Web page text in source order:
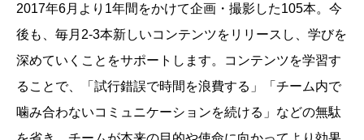
2017年6月より1年間をかけて企画・撮影した105本。今
後も、毎月2-3本新しいコンテンツをリリースし、学びを
深めていくことをサポートします。
コンテンツを学習す
ることで、「試行錯誤で時間を浪費する」「チーム内で
噛み合わないコミュニケーションを続ける」などの無駄
を省き、チームが本来の目的や使命に向かってより効果